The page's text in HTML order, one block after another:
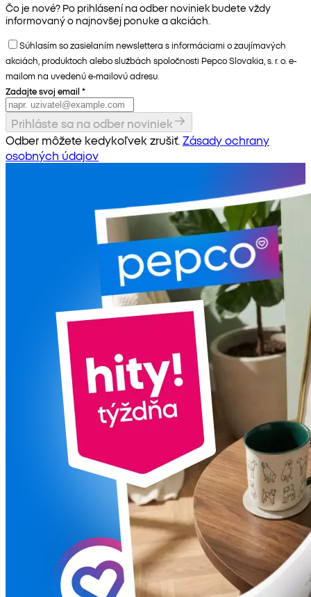
Čo je nové? Po prihlásení na odber noviniek budete vždy
informovaný o najnovšej ponuke a akciách.
Súhlasím so zasielaním newslettera s informáciami o zaujímavých
akciách, produktoch alebo službách spoločnosti Pepco Slovakia, s. r. o. e-
mailom na uvedenú e-mailovú adresu.
Zadajte svoj email *
Prihláste sa na odber noviniek
Odber môžete kedykoľvek zrušiť. Zásady ochrany
osobných údajov